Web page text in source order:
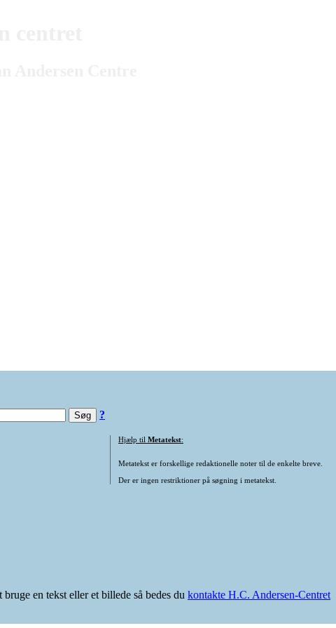
?
Hjælp til Metatekst:
Metatekst er forskellige redaktionelle noter til de enkelte breve.
Der er ingen restriktioner på søgning i metatekst.
en tekst eller et billede så bedes du kontakte H.C. Andersen-Centret